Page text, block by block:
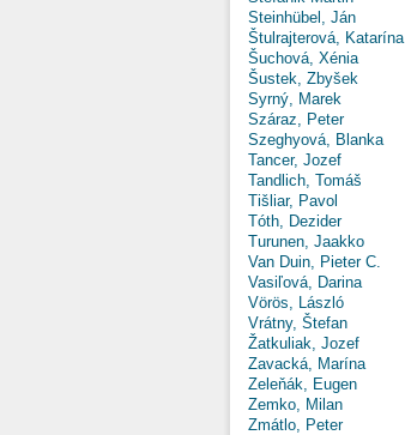
Steinhübel, Ján
Štulrajterová, Katarína
Šuchová, Xénia
Šustek, Zbyšek
Syrný, Marek
Száraz, Peter
Szeghyová, Blanka
Tancer, Jozef
Tandlich, Tomáš
Tišliar, Pavol
Tóth, Dezider
Turunen, Jaakko
Van Duin, Pieter C.
Vasiľová, Darina
Vörös, László
Vrátny, Štefan
Žatkuliak, Jozef
Zavacká, Marína
Zeleňák, Eugen
Zemko, Milan
Zmátlo, Peter